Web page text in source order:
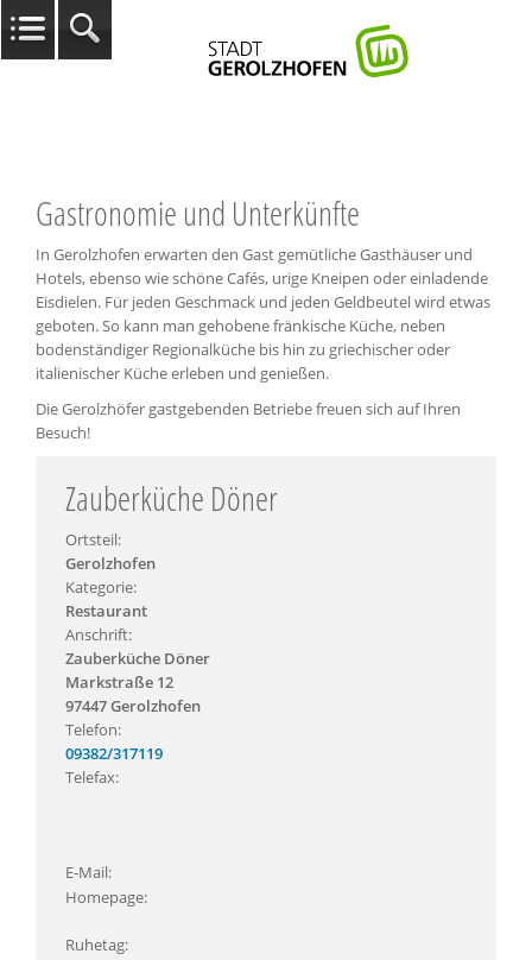
Gastronomie und Unterkünfte
In Gerolzhofen erwarten den Gast gemütliche Gasthäuser und
Hotels, ebenso wie schöne Cafés, urige Kneipen oder einladende
Eisdielen. Für jeden Geschmack und jeden Geldbeutel wird etwas
geboten. So kann man gehobene fränkische Küche, neben
bodenständiger Regionalküche bis hin zu griechischer oder
italienischer Küche erleben und genießen.
Die Gerolzhöfer gastgebenden Betriebe freuen sich auf Ihren
Besuch!
Zauberküche Döner
Ortsteil:
Gerolzhofen
Kategorie:
Restaurant
Anschrift:
Zauberküche Döner
Markstraße 12
97447 Gerolzhofen
Telefon:
09382/317119
Telefax:
E-Mail:
Homepage:
Ruhetag: